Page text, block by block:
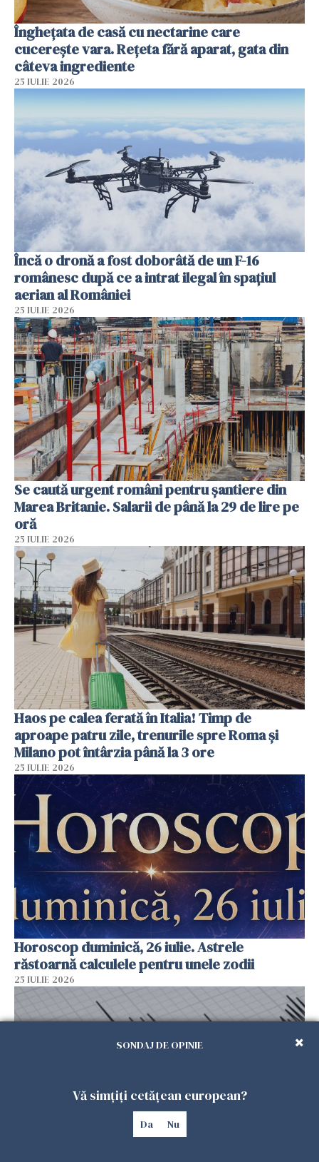
Înghețata de casă cu nectarine care
cucerește vara. Rețeta fără aparat, gata din
câteva ingrediente
25 IULIE 2026
Încă o dronă a fost doborâtă de un F-16
românesc după ce a intrat ilegal în spațiul
aerian al României
25 IULIE 2026
Se caută urgent români pentru șantiere din
Marea Britanie. Salarii de până la 29 de lire pe
oră
25 IULIE 2026
Haos pe calea ferată în Italia! Timp de
aproape patru zile, trenurile spre Roma și
Milano pot întârzia până la 3 ore
25 IULIE 2026
Horoscop duminică, 26 iulie. Astrele
răstoarnă calculele pentru unele zodii
25 IULIE 2026
SONDAJ DE OPINIE
Vă simțiți cetățean european?
Da Nu